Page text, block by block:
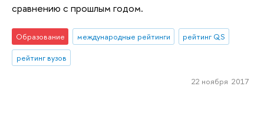
сравнению с прошлым годом.
Образование международные рейтинги
рейтинг QS
рейтинг вузов
22 ноября 2017